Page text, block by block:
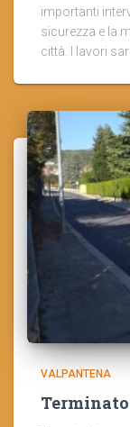
importanti
sicurezza e la
città. I lavori
VALPANTENA